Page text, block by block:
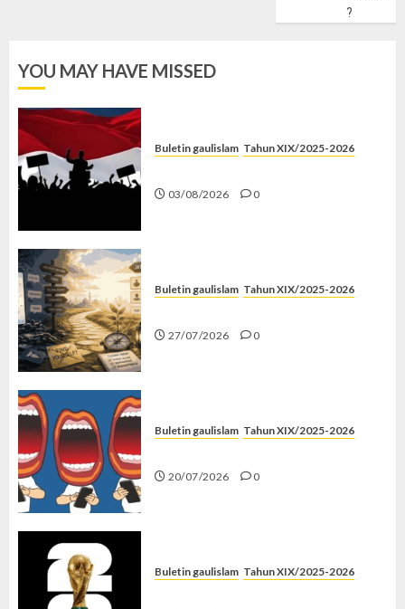
?
YOU MAY HAVE MISSED
Buletin gaulislam Tahun XIX/2025-2026
03/08/2026 0
Buletin gaulislam Tahun XIX/2025-2026
27/07/2026 0
Buletin gaulislam Tahun XIX/2025-2026
20/07/2026 0
Buletin gaulislam Tahun XIX/2025-2026